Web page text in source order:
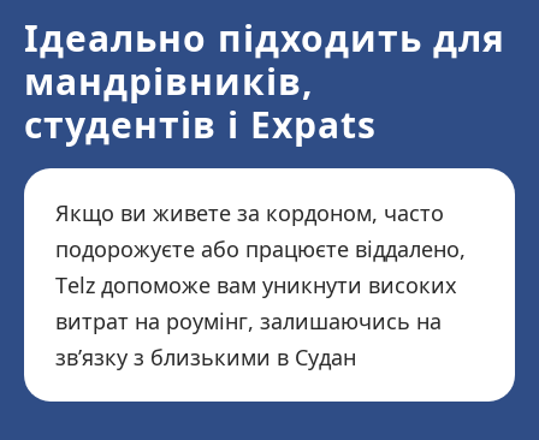
Ідеально підходить для
мандрівників,
студентів і Expats
Якщо ви живете за кордоном, часто
подорожуєте або працюєте віддалено,
Telz допоможе вам уникнути високих
витрат на роумінг, залишаючись на
зв’язку з близькими в Судан